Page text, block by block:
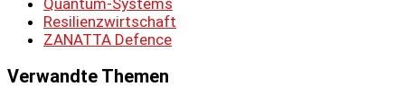
Quantum-Systems
Resilienzwirtschaft
ZANATTA Defence
Verwandte Themen